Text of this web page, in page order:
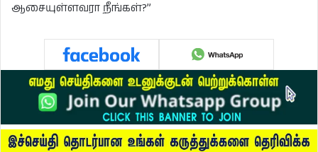
ஆசையுள்ளவரா நீங்கள்?”